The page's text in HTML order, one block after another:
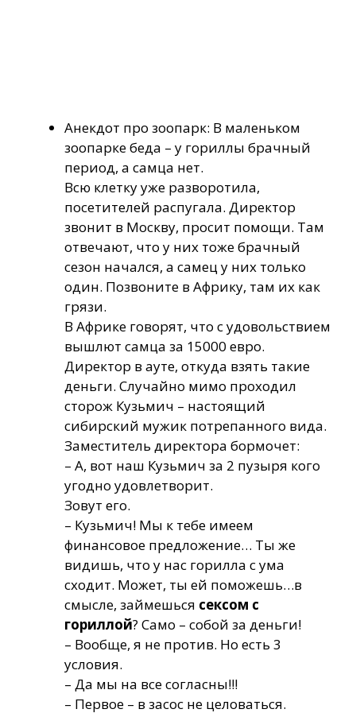
Анекдот про зоопарк: В маленьком
зоопарке беда – у гориллы брачный
период, а самца нет.
Всю клетку уже разворотила,
посетителей распугала. Директор
звонит в Москву, просит помощи. Там
отвечают, что у них тоже брачный
сезон начался, а самец у них только
один. Позвоните в Африку, там их как
грязи.
В Африке говорят, что с удовольствием
вышлют самца за 15000 евро.
Директор в ауте, откуда взять такие
деньги. Случайно мимо проходил
сторож Кузьмич – настоящий
сибирский мужик потрепанного вида.
Заместитель директора бормочет:
– А, вот наш Кузьмич за 2 пузыря кого
угодно удовлетворит.
Зовут его.
– Кузьмич! Мы к тебе имеем
финансовое предложение… Ты же
видишь, что у нас горилла с ума
сходит. Может, ты ей поможешь…в
смысле, займешься сексом с
гориллой? Само – собой за деньги!
– Вообще, я не против. Но есть 3
условия.
– Да мы на все согласны!!!
– Первое – в засос не целоваться.